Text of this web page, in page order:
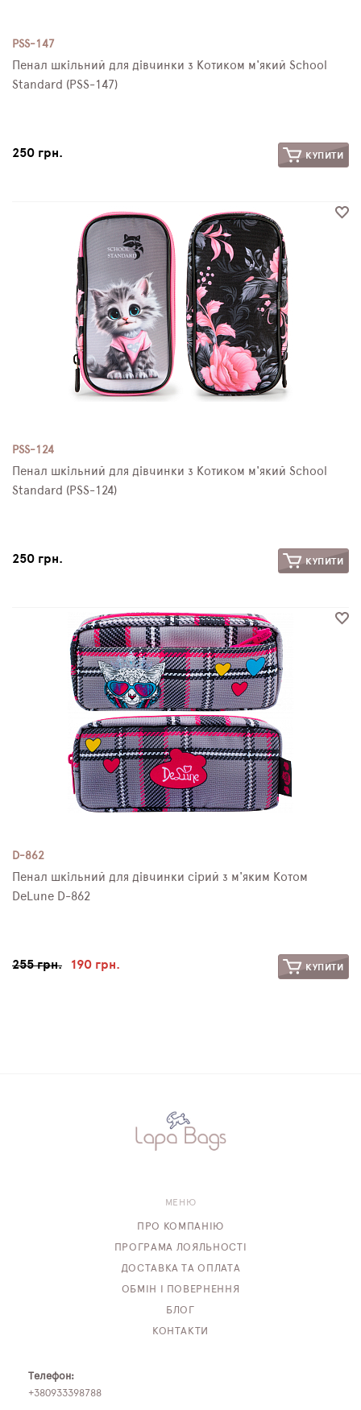
PSS-147
Пенал шкільний для дівчинки з Котиком м'який School
Standard (PSS-147)
250 грн. КУПИТИ
PSS-124
Пенал шкільний для дівчинки з Котиком м'який School
Standard (PSS-124)
250 грн. КУПИТИ
D-862
Пенал шкільний для дівчинки сірий з м'яким Котом
DeLune D-862
255 грн. 190 грн. КУПИТИ
МЕНЮ
ПРО КОМПАНІЮ
ПРОГРАМА ЛОЯЛЬНОСТІ
ДОСТАВКА ТА ОПЛАТА
ОБМІН І ПОВЕРНЕННЯ
БЛОГ
КОНТАКТИ
Телефон:
+380933398788